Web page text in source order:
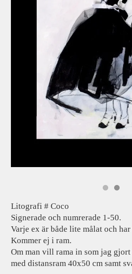
Litografi # Coco
Signerade och numrerade 1-50.
Varje ex är både lite målat och
Kommer ej i ram.
Om man vill rama in som jag
med distansram 40x50 cm samt